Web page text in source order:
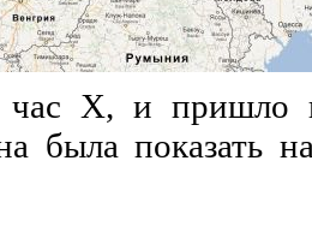
час Х, и пришло
была показать